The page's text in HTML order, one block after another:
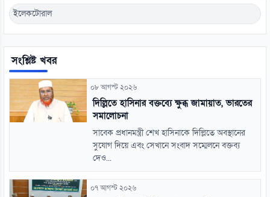
ইলেকটোরাল
সংশ্লিষ্ট খবর
০৮ আগস্ট ২০২৬
দিল্লিতে হাসিনার বক্তব্যে ক্ষুব্ধ জামায়াত, ভারতের
সমালোচনা
সাবেক প্রধানমন্ত্রী শেখ হাসিনাকে দিল্লিতে অবস্থানের
সুযোগ দিয়ে এবং সেখানে সংবাদ সম্মেলনে বক্তব্য
দেও...
০৭ আগস্ট ২০২৬